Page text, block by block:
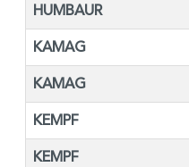
HUMBAUR
KAMAG
KAMAG
KEMPF
KEMPF